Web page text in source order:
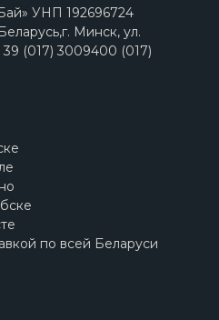
УНП 192696724
Минск, ул.
(017) 3009400 (017)
по всей Беларуси